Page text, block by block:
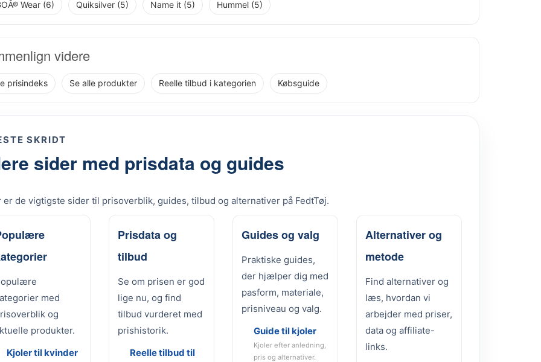
Wear (6) Quiksilver (5) Name it (5) Hummel (5)
videre
prisindeks Se alle produkter Reelle tilbud i kategorien Købsguide
SKRIDT
sider med prisdata og guides
er de vigtigste sider til prisoverblik, guides, tilbud og alternativer på FedtTøj.
med
og
produkter.
Kjoler til kvinder
Prisdata og
tilbud
Se om prisen er god
lige nu, og find
tilbud vurderet med
prishistorik.
Reelle tilbud til
Guides og valg
Praktiske guides,
der hjælper dig med
pasform, materiale,
prisniveau og valg.
Guide til kjoler
Kjoler efter anledning,
pris og alternativer.
Alternativer og
metode
Find alternativer og
læs, hvordan vi
arbejder med priser,
data og affiliate-
links.